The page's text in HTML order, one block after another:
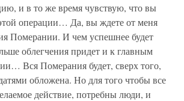
и в то же время чувствую, что вы
операции… Да, вы ждете от меня
Померании. И чем успешнее будет
облегчения придет и к главным
Вся Померания будет, сверх того,
обложена. Но для того чтобы все
действие, потребны люди, и